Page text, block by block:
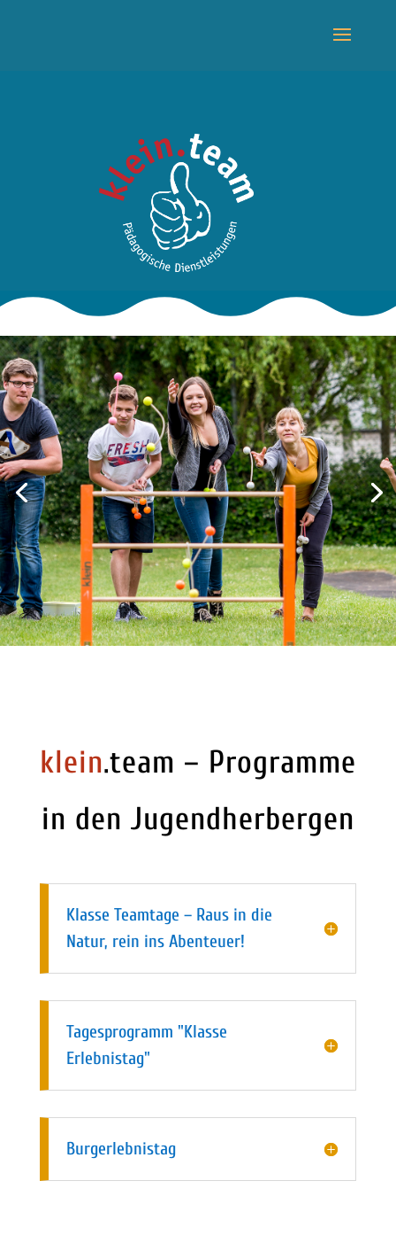
klein.team – Programme
in den Jugendherbergen
Klasse Teamtage – Raus in die
Natur, rein ins Abenteuer!
Tagesprogramm "Klasse
Erlebnistag"
Burgerlebnistag